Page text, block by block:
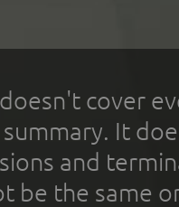
cover
It
and
be the same